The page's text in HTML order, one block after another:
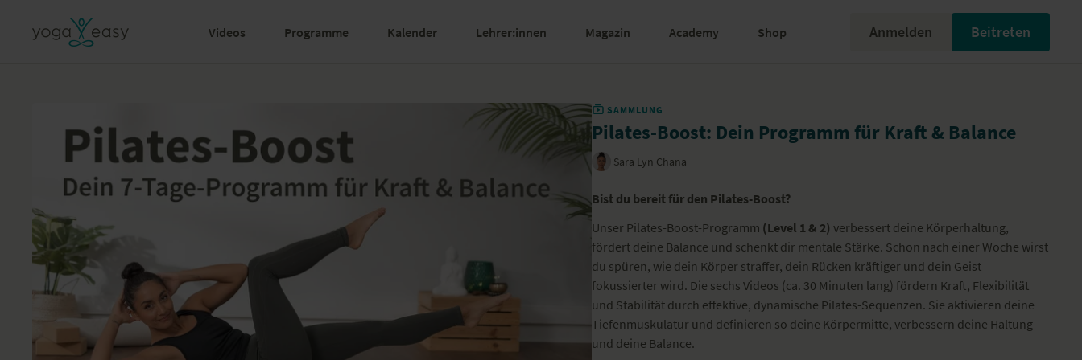
Videos Programme Kalender Lehrer:innen Magazin Academy Shop Anmelden Beitreten
SAMMLUNG
Pilates-Boost: Dein Programm für Kraft & Balance
Sara Lyn Chana
Bist du bereit für den Pilates-Boost?
Unser Pilates-Boost-Programm (Level 1 & 2) verbessert deine Körperhaltung,
fördert deine Balance und schenkt dir mentale Stärke. Schon nach einer Woche wirst
du spüren, wie dein Körper straffer, dein Rücken kräftiger und dein Geist
fokussierter wird. Die sechs Videos (ca. 30 Minuten lang) fördern Kraft, Flexibilität
und Stabilität durch effektive, dynamische Pilates-Sequenzen. Sie aktivieren deine
Tiefenmuskulatur und definieren so deine Körpermitte, verbessern deine Haltung
und deine Balance.